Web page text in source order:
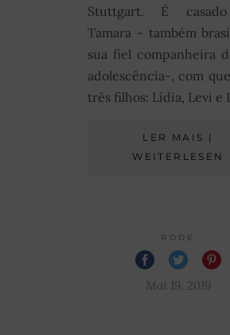
Stuttgart. É
Tamara - também
sua fiel companheira
adolescência-, com
três filhos: Lídia, Levi e
LER MAIS |
WEITERLESEN
RODE
Mai 19, 2019